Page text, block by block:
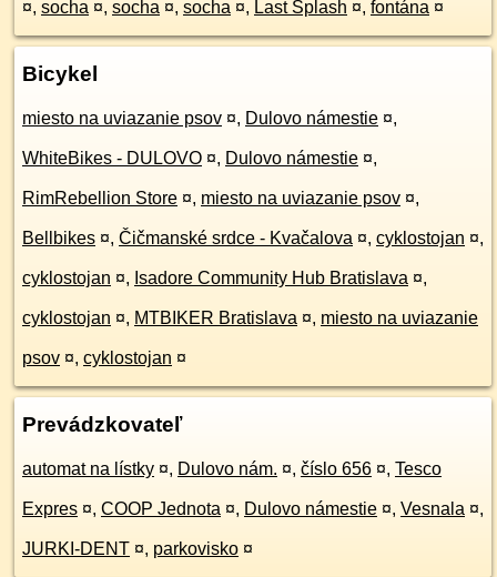
¤, socha ¤, socha ¤, socha ¤, Last Splash ¤, fontána ¤
Bicykel
miesto na uviazanie psov ¤, Dulovo námestie ¤,
WhiteBikes - DULOVO ¤, Dulovo námestie ¤,
RimRebellion Store ¤, miesto na uviazanie psov ¤,
Bellbikes ¤, Čičmanské srdce - Kvačalova ¤, cyklostojan ¤,
cyklostojan ¤, Isadore Community Hub Bratislava ¤,
cyklostojan ¤, MTBIKER Bratislava ¤, miesto na uviazanie
psov ¤, cyklostojan ¤
Prevádzkovateľ
automat na lístky ¤, Dulovo nám. ¤, číslo 656 ¤, Tesco
Expres ¤, COOP Jednota ¤, Dulovo námestie ¤, Vesnala ¤,
JURKI-DENT ¤, parkovisko ¤